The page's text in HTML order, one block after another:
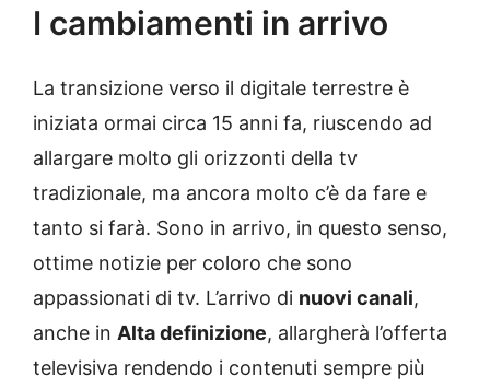
I cambiamenti in arrivo
La transizione verso il digitale terrestre è
iniziata ormai circa 15 anni fa, riuscendo ad
allargare molto gli orizzonti della tv
tradizionale, ma ancora molto c’è da fare e
tanto si farà. Sono in arrivo, in questo senso,
ottime notizie per coloro che sono
appassionati di tv. L’arrivo di nuovi canali,
anche in Alta definizione, allargherà l’offerta
televisiva rendendo i contenuti sempre più